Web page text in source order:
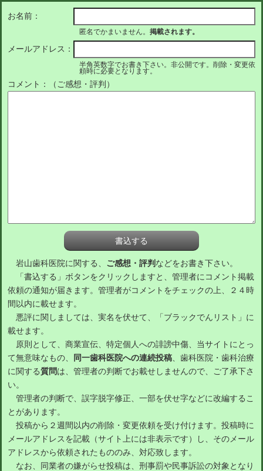
お名前：
匿名でかまいません。 掲載されます。
メールアドレス：
半角英数字でお書き下さい。非公開です。削除・変更依
頼時に必要となります。
コメント：（ご感想・評判）
岩山歯科医院に関する、 ご感想・評判 などをお書き下さい。
「書込する」ボタンをクリックしますと、管理者にコメント掲載
依頼の通知が届きます。管理者がコメントをチェックの上、２４時
間以内に載せます。
悪評に関しましては、実名を伏せて、「ブラックでんリスト」に
載せます。
原則として、商業宣伝、特定個人への誹謗中傷、当サイトにとっ
て無意味なもの、
同一歯科医院への連続投稿、歯科医院・歯科治療
に関する質問は、管理者の判断でお載せしませんので、ご了承下さ
い。
管理者の判断で、誤字脱字修正、一部を伏せ字などに改編するこ
とがあります。
投稿から２週間以内の削除・変更依頼を受け付けます。投稿時に
メールアドレスを記載（サイト上には非表示です）し、そのメール
アドレスから依頼されたもののみ、対応致します。
なお、同業者の嫌がらせ投稿は、刑事罰や民事訴訟の対象となり